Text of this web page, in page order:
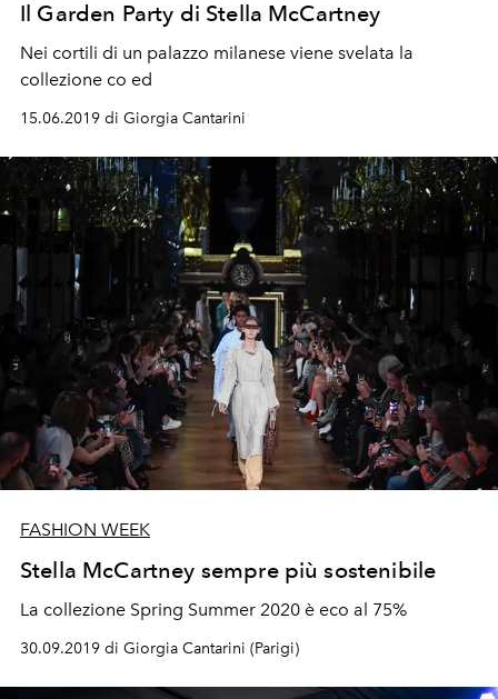
Il Garden Party di Stella McCartney
Nei cortili di un palazzo milanese viene svelata la
collezione co ed
15.06.2019 di Giorgia Cantarini
FASHION WEEK
Stella McCartney sempre più sostenibile
La collezione Spring Summer 2020 è eco al 75%
30.09.2019 di Giorgia Cantarini (Parigi)